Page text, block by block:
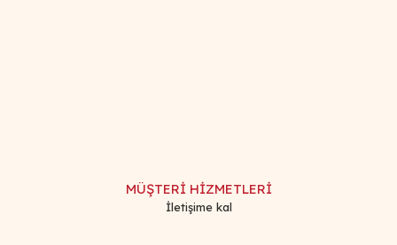
Ürün bilgilerinde hatalar bulunuyor.
MÜŞTERİ HİZMETLERİ
İletişime kal